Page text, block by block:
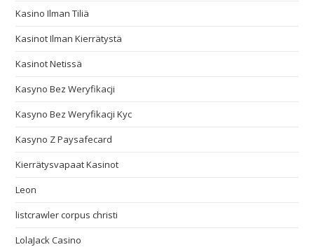
Kasino Ilman Tiliä
Kasinot Ilman Kierrätystä
Kasinot Netissä
Kasyno Bez Weryfikacji
Kasyno Bez Weryfikacji Kyc
Kasyno Z Paysafecard
Kierrätysvapaat Kasinot
Leon
listcrawler corpus christi
LolaJack Casino